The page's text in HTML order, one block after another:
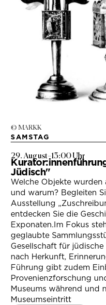
© MARKK
SAMSTAG
29. August–13:00 Uhr
Jüdisch"
Welche Objekte wurden
und warum? Begleiten
Ausstellung
entdecken Sie die
Exponaten.Im Fokus
geglaubte
Gesellschaft für
nach Herkunft,
Führung gibt zudem
Provenienzforschung
Museums während und
Museumseintritt